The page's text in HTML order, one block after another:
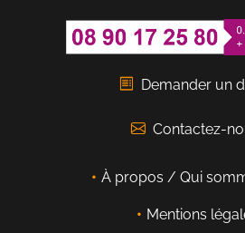
Demander un
Contactez-
À propos / Qui
Mentions